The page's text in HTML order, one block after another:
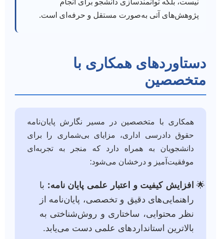
نیست، بلکه توانمندسازی دانشجو برای انجام
پژوهش‌های آتی به‌صورت مستقل و حرفه‌ای است.
دستاوردهای همکاری با
متخصصین
همکاری با متخصصین در مسیر نگارش پایان‌نامه
حقوق دادرسی اداری، مزایای بی‌شماری را برای
دانشجویان به همراه دارد که منجر به تجربه‌ای
موفقیت‌آمیز و درخشان می‌شود:
افزایش کیفیت و اعتبار علمی پایان نامه: با
راهنمایی‌های دقیق و تخصصی، پایان‌نامه از
نظر محتوایی، ساختاری و روش‌شناختی به
بالاترین استانداردهای علمی دست می‌یابد.